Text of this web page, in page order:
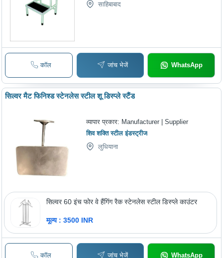
साहिबाबाद
कॉल जांच भेजें WhatsApp
सिल्वर मैट फिनिश्ड स्टेनलेस स्टील शू डिस्प्ले स्टैंड
व्यापार प्रकार: Manufacturer | Supplier
शिव शक्ति स्टील इंडस्ट्रीज
लुधियाना
सिल्वर 60 इंच फोर वे हैंगिंग रैक स्टेनलेस स्टील डिस्प्ले काउंटर
मूल्य : 3500 INR
कॉल जांच भेजें WhatsApp